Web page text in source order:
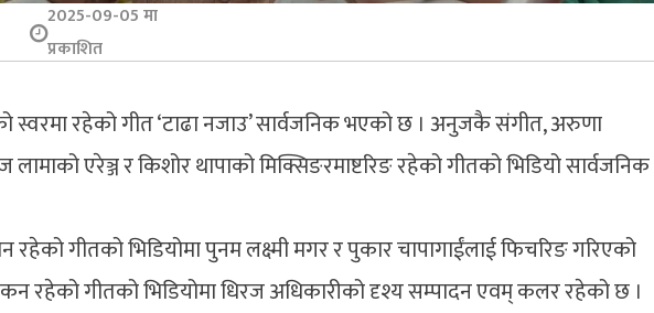
2025-09-05 मा
प्रकाशित
स्वरमा रहेको गीत ‘टाढा नजाउ’ सार्वजनिक भएको छ । अनुजकै संगीत, अरुणा
लामाको एरेञ्ज र किशोर थापाको मिक्सिङरमाष्टरिङ रहेको गीतको भिडियो सार्वजनिक
रहेको गीतको भिडियोमा पुनम लक्ष्मी मगर र पुकार चापागाईंलाई फिचरिङ गरिएको
रहेको गीतको भिडियोमा धिरज अधिकारीको दृश्य सम्पादन एवम् कलर रहेको छ ।